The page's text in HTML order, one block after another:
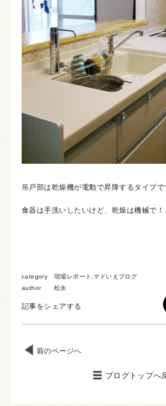
吊戸部は乾燥機が電動で昇降するタイプで
食器は手洗いしたいけど、乾燥は機械で！
category 現場レポート ,マドいえブログ
author
松永
記事をシェアする
前のページへ
ブログトップへ